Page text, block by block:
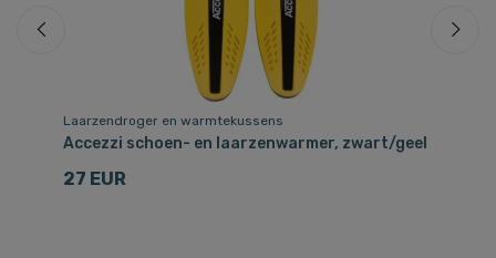
Laarzendroger en warmtekussens
Accezzi schoen- en laarzenwarmer, zwart/geel
27 EUR